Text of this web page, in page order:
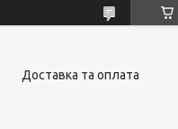
Доставка та оплата